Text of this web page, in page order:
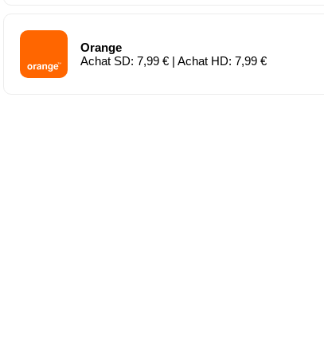
Orange
Achat SD: 7,99 € | Achat HD: 7,99 €